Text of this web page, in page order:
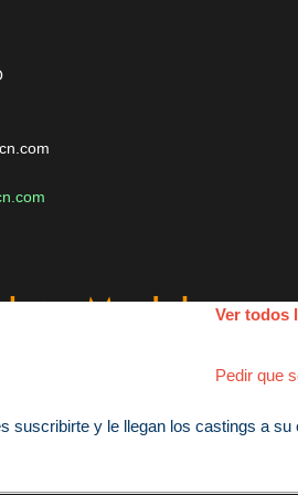
Ver todos
Pedir que
suscribirte y le llegan los castings a